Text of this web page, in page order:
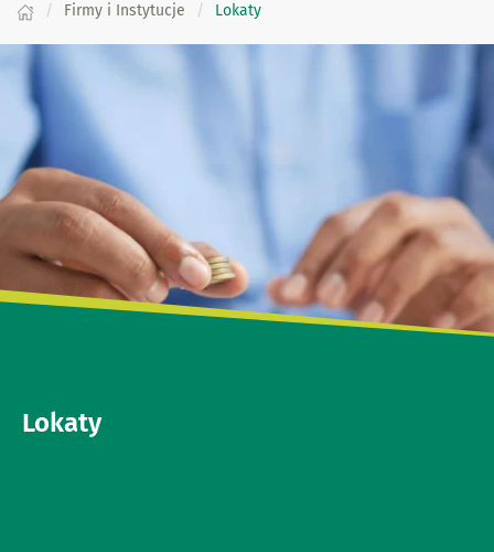
Firmy i Instytucje Lokaty
Lokaty